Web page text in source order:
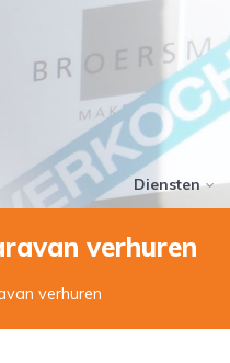
Diensten
verhuren
verhuren